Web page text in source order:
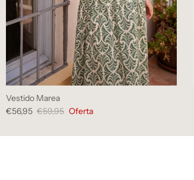
Vestido Marea
€56,95 €59,95 Oferta